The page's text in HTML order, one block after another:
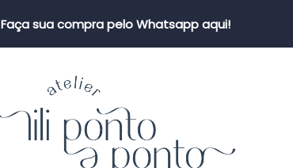
Faça sua compra pelo Whatsapp aqui!